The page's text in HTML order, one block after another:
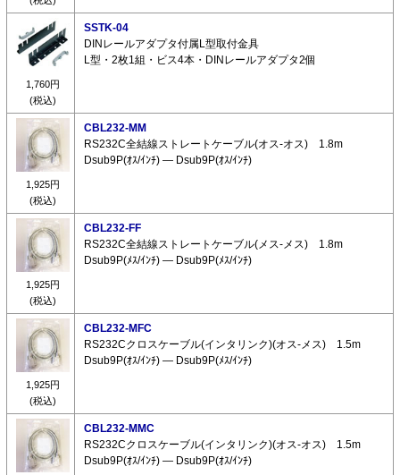
1,760円
(税込)
SSTK-04
DINレールアダプタ付属L型取付金具
L型・2枚1組・ビス4本・DINレールアダプタ2個
1,925円
(税込)
CBL232-MM
RS232C全結線ストレートケーブル(オス-オス) 1.8m
Dsub9P(ｵｽ/ｲﾝﾁ) ― Dsub9P(ｵｽ/ｲﾝﾁ)
1,925円
(税込)
CBL232-FF
RS232C全結線ストレートケーブル(メス-メス) 1.8m
Dsub9P(ﾒｽ/ｲﾝﾁ) ― Dsub9P(ﾒｽ/ｲﾝﾁ)
1,925円
(税込)
CBL232-MFC
RS232Cクロスケーブル(インタリンク)(オス-メス) 1.5m
Dsub9P(ｵｽ/ｲﾝﾁ) ― Dsub9P(ﾒｽ/ｲﾝﾁ)
CBL232-MMC
RS232Cクロスケーブル(インタリンク)(オス-オス) 1.5m
Dsub9P(ｵｽ/ｲﾝﾁ) ― Dsub9P(ｵｽ/ｲﾝﾁ)